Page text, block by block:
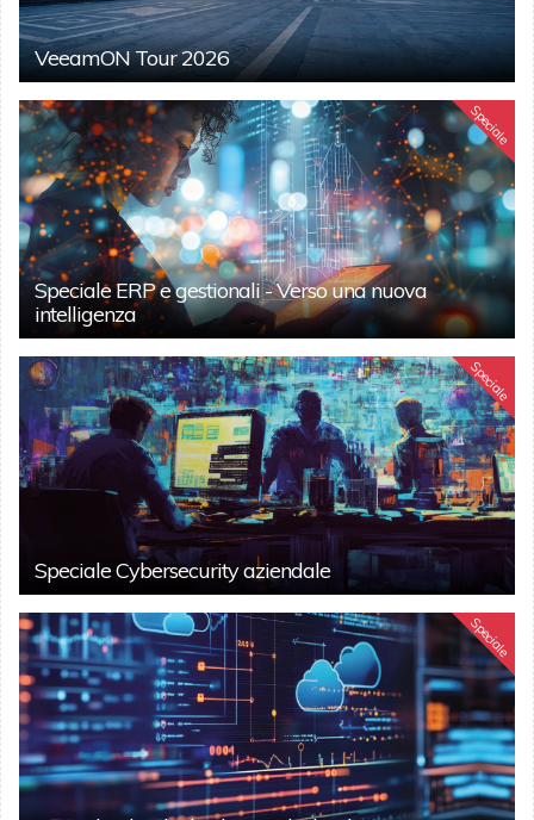
VeeamON Tour 2026
Speciale
Speciale ERP e gestionali - Verso una nuova
intelligenza
Speciale
Speciale Cybersecurity aziendale
Speciale